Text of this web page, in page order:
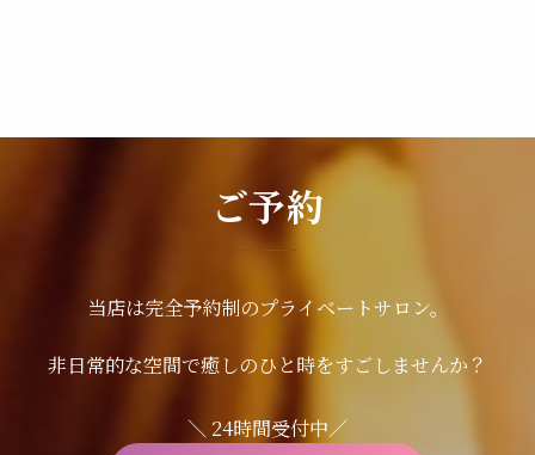
ご予約
当店は完全予約制のプライベートサロン。
非日常的な空間で癒しのひと時をすごしませんか？
＼ 24時間受付中／